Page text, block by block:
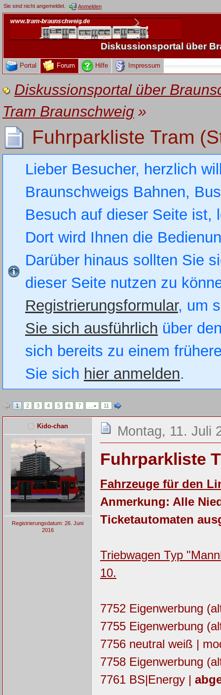
Sie sind nicht angemeldet. Anmelden
Diskussionsportal über
Portal Forum Hilfe Impressum
Diskussionsportal über
Tram Braunschweig»
Fuhrparkliste Tram
Lieber Besucher, herzlich
Braunschweigs Bahnen,
Besuch auf dieser Seite
Dort wird Ihnen die
Darüber hinaus sollten Sie
dieser Seite nutzen zu
Registrierungsformular, um
Sie sich ausführlich über
sich bereits zu einem
Sie sich hier anmelden.
1 2 3 4 5 6 7 … 11
Kido-chan
Registrierungsdatum: 26. Juni
2016
Montag, 11. Juli
Fuhrparkliste
Fahrzeuge für den
Anmerkung: Alle
Ticketautomaten
Triebwagen Typ
10.
7752 Eigenwerbung
7755 Eigenwerbung
7756 neutral weiß |
7758 Eigenwerbung
7761 BS|Energy |